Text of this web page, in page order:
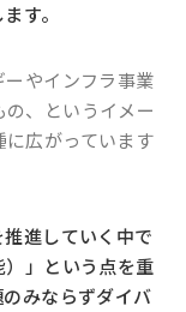
す。
やインフラ事業
、というイメー
広がっています
進していく中で
）」という点を重
みならずダイバ